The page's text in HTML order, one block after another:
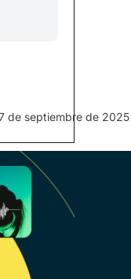
de septiembre de 2025